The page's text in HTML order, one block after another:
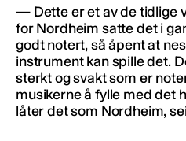
— Dette er et av de tidlige
for Nordheim satte det i
godt notert, så åpent at
instrument kan spille det.
sterkt og svakt som er
musikerne å fylle med det
låter det som Nordheim,